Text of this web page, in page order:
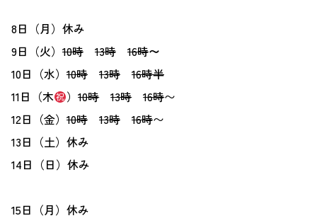
8日（月）休み
9日（火） 10時 13時 16時〜
10日（水） 10時 13時
16時半
11日（木
）10時 13時 16時〜
12日（金） 10時 13時 16時〜
13日（土）休み
14日（日）休み
15日（月）休み